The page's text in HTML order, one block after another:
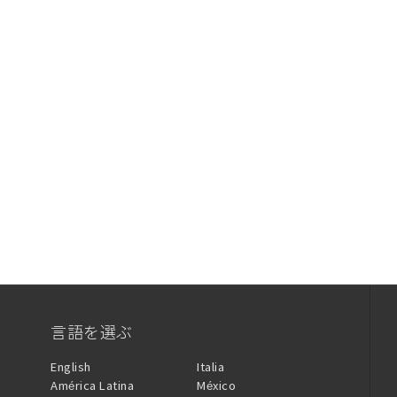
言語を選ぶ
English
América Latina
Italia
México